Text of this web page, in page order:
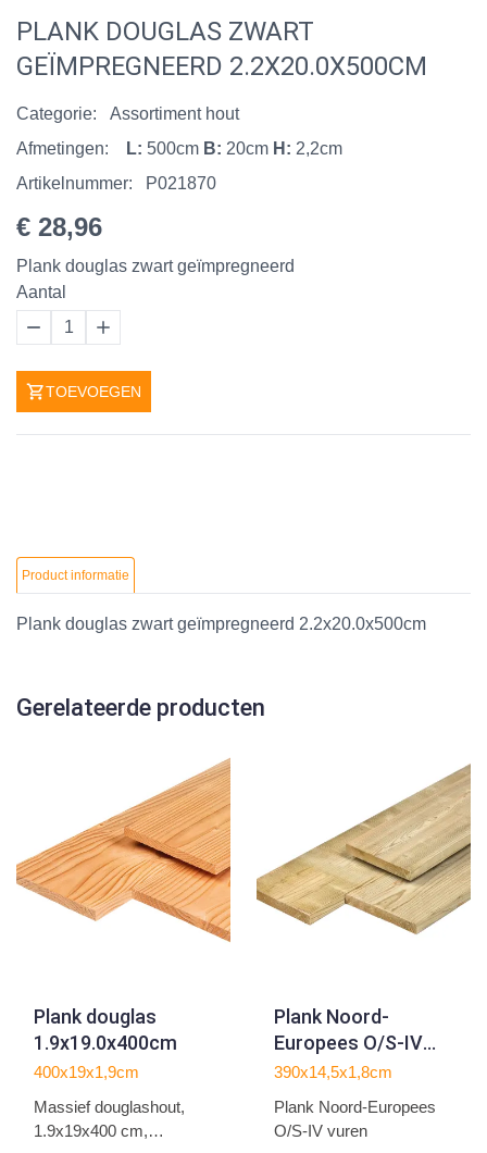
PLANK DOUGLAS ZWART
GEÏMPREGNEERD 2.2X20.0X500CM
Categorie:
Assortiment hout
Afmetingen:
L: 500cm B: 20cm H: 2,2cm
Artikelnummer:
P021870
€ 28,96
Plank douglas zwart geïmpregneerd
Aantal
1
TOEVOEGEN
Product informatie
Plank douglas zwart geïmpregneerd 2.2x20.0x500cm
Gerelateerde producten
Plank douglas
1.9x19.0x400cm
400x19x1,9cm
Massief douglashout,
1.9x19x400 cm,
Plank Noord-
Europees O/S-IV
vuren
390x14,5x1,8cm
Plank Noord-Europees
O/S-IV vuren